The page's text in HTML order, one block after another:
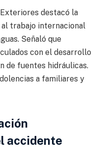
destacó la
trabajo internacional
Señaló que
con el desarrollo
de fuentes hidráulicas.
a familiares y
accidente